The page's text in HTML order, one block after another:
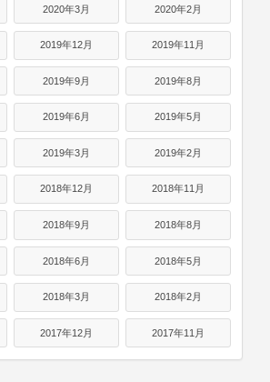
2020年3月 2020年2月
2019年12月 2019年11月
2019年9月 2019年8月
2019年6月 2019年5月
2019年3月 2019年2月
2018年12月 2018年11月
2018年9月 2018年8月
2018年6月 2018年5月
2018年3月 2018年2月
2017年12月 2017年11月